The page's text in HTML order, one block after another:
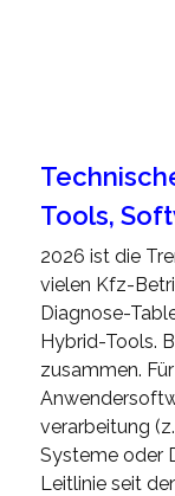
Tools,
2026 ist die
vielen Kfz-
Diagnose-
Hybrid-Tools.
zusammen.
verarbeitung
Systeme oder
Leitlinie seit